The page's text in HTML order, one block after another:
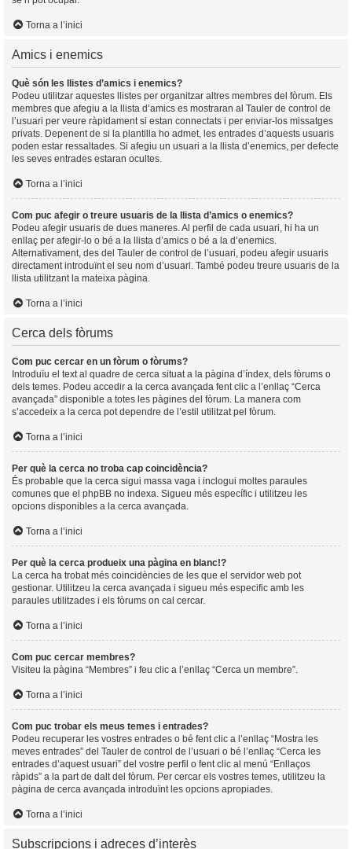
Torna a l’inici
Amics i enemics
Què són les llistes d’amics i enemics?
Podeu utilitzar aquestes llistes per organitzar altres membres del fòrum. Els
membres que afegiu a la llista d’amics es mostraran al Tauler de control de
l’usuari per veure ràpidament si estan connectats i per enviar-los missatges
privats. Depenent de si la plantilla ho admet, les entrades d’aquests usuaris
poden estar ressaltades. Si afegiu un usuari a la llista d’enemics, per defecte
les seves entrades estaran ocultes.
Torna a l’inici
Com puc afegir o treure usuaris de la llista d’amics o enemics?
Podeu afegir usuaris de dues maneres. Al perfil de cada usuari, hi ha un
enllaç per afegir-lo o bé a la llista d’amics o bé a la d’enemics.
Alternativament, des del Tauler de control de l’usuari, podeu afegir usuaris
directament introduïnt el seu nom d’usuari. També podeu treure usuaris de la
llista utilitzant la mateixa pàgina.
Torna a l’inici
Cerca dels fòrums
Com puc cercar en un fòrum o fòrums?
Introduïu el text al quadre de cerca situat a la pàgina d’índex, dels fòrums o
dels temes. Podeu accedir a la cerca avançada fent clic a l’enllaç “Cerca
avançada” disponible a totes les pàgines del fòrum. La manera com
s’accedeix a la cerca pot dependre de l’estil utilitzat pel fòrum.
Torna a l’inici
Per què la cerca no troba cap coincidència?
És probable que la cerca sigui massa vaga i inclogui moltes paraules
comunes que el phpBB no indexa. Sigueu més específic i utilitzeu les
opcions disponibles a la cerca avançada.
Torna a l’inici
Per què la cerca produeix una pàgina en blanc!?
La cerca ha trobat més coincidències de les que el servidor web pot
gestionar. Utilitzeu la cerca avançada i sigueu més especific amb les
paraules utilitzades i els fòrums on cal cercar.
Torna a l’inici
Com puc cercar membres?
Visiteu la pàgina “Membres” i feu clic a l’enllaç “Cerca un membre”.
Torna a l’inici
Com puc trobar els meus temes i entrades?
Podeu recuperar les vostres entrades o bé fent clic a l’enllaç “Mostra les
meves entrades” del Tauler de control de l’usuari o bé l’enllaç “Cerca les
entrades d’aquest usuari” del vostre perfil o fent clic al menú “Enllaços
ràpids” a la part de dalt del fòrum. Per cercar els vostres temes, utilitzeu la
pàgina de cerca avançada introduïnt les opcions apropiades.
Torna a l’inici
Subscripcions i adreces d’interès